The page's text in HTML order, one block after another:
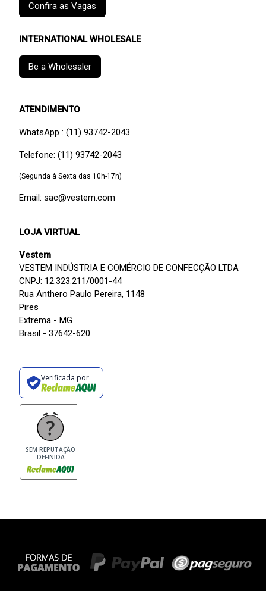
Confira as Vagas
INTERNATIONAL WHOLESALE
Be a Wholesaler
ATENDIMENTO
WhatsApp : (11) 93742-2043
Telefone: (11) 93742-2043
(Segunda à Sexta das 10h-17h)
Email: sac@vestem.com
LOJA VIRTUAL
Vestem
VESTEM INDÚSTRIA E COMÉRCIO DE CONFECÇÃO LTDA
CNPJ: 12.323.211/0001-44
Rua Anthero Paulo Pereira, 1148
Pires
Extrema - MG
Brasil - 37642-620
Verificada por
SEM REPUTAÇÃO
DEFINIDA